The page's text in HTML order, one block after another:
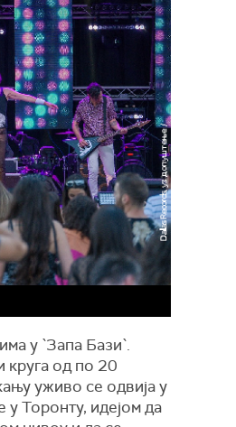
у `Запа Бази`.
круга од по 20
уживо се одвија у
у Торонту, идејом да